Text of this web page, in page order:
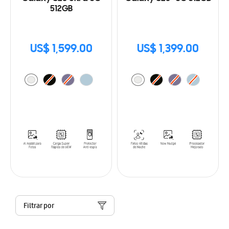
512GB
US$ 1,599.00 US$ 1,399.00
Filtrar por